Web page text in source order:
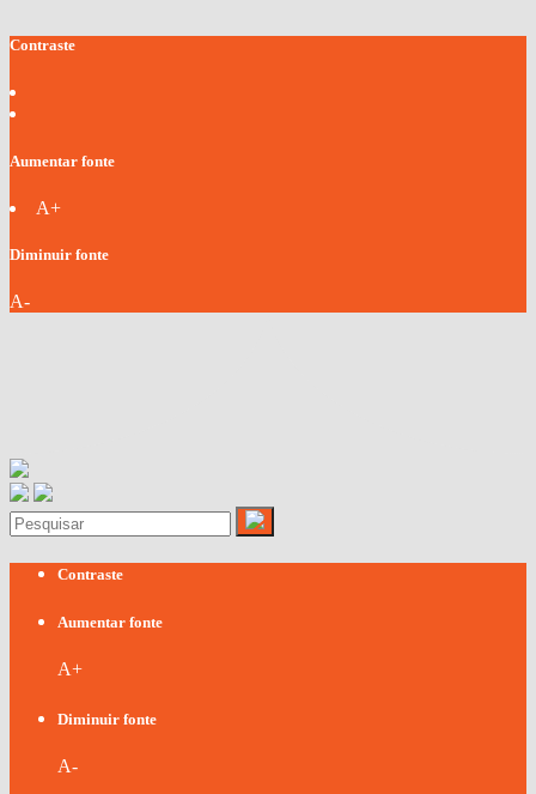
Contraste
Aumentar fonte
A+
Diminuir fonte
A-
Contraste
Aumentar fonte
A+
Diminuir fonte
A-